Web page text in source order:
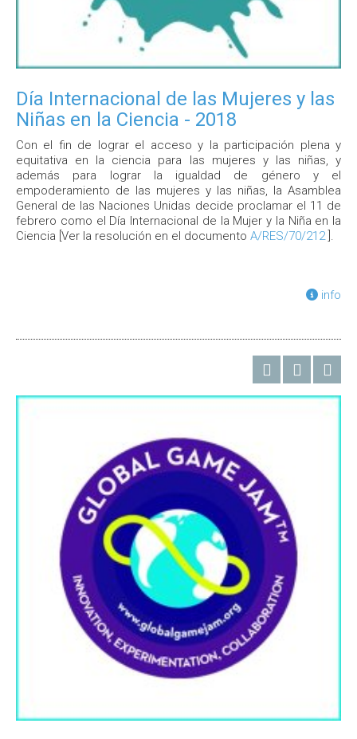
Día Internacional de las Mujeres y las
Niñas en la Ciencia - 2018
Con el fin de lograr el acceso y la participación plena y
equitativa en la ciencia para las mujeres y las niñas, y
además para lograr la igualdad de género y el
empoderamiento de las mujeres y las niñas, la Asamblea
General de las Naciones Unidas decide proclamar el 11 de
febrero como el Día Internacional de la Mujer y la Niña en la
Ciencia [Ver la resolución en el documento A/RES/70/212].
info